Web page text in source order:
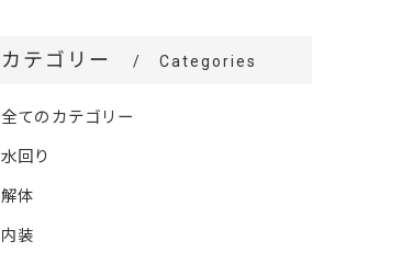
カテゴリー Categories
全てのカテゴリー
水回り
解体
内装